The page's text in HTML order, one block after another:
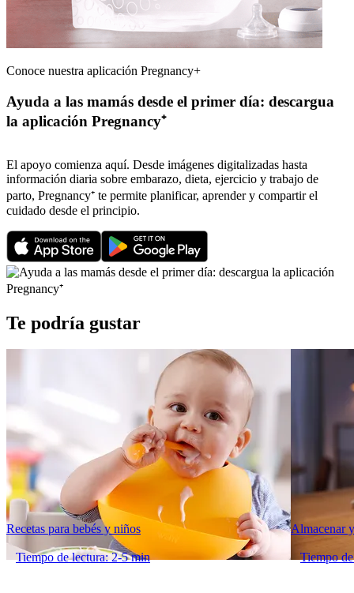
Conoce nuestra aplicación Pregnancy+
Ayuda a las mamás desde el primer día: descargua
la aplicación Pregnancy⁺
El apoyo comienza aquí. Desde imágenes digitalizadas hasta
información diaria sobre embarazo, dieta, ejercicio y trabajo de
parto, Pregnancy⁺ te permite planificar, aprender y compartir el
cuidado desde el principio.
Te podría gustar
Recetas para bebés y niños
Tiempo de lectura: 2-5 min
Almacenar
Tiempo